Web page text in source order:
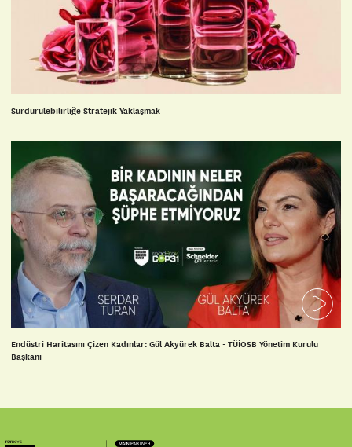
Sürdürülebilirliğe Stratejik Yaklaşmak
Endüstri Haritasını Çizen Kadınlar: Gül Akyürek Balta - TÜİOSB Yönetim Kurulu
Başkanı